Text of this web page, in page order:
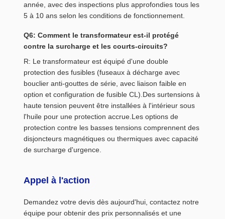
année, avec des inspections plus approfondies tous les
5 à 10 ans selon les conditions de fonctionnement.
Q6: Comment le transformateur est-il protégé
contre la surcharge et les courts-circuits?
R: Le transformateur est équipé d'une double
protection des fusibles (fuseaux à décharge avec
bouclier anti-gouttes de série, avec liaison faible en
option et configuration de fusible CL).Des surtensions à
haute tension peuvent être installées à l'intérieur sous
l'huile pour une protection accrue.Les options de
protection contre les basses tensions comprennent des
disjoncteurs magnétiques ou thermiques avec capacité
de surcharge d'urgence.
Appel à l'action
Demandez votre devis dès aujourd'hui, contactez notre
équipe pour obtenir des prix personnalisés et une